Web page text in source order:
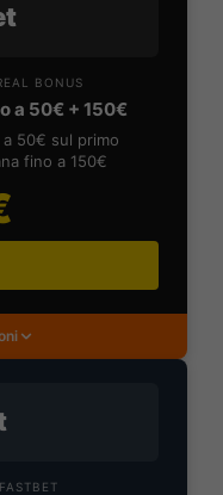
BONUS
a 50€ + 150€
50€ sul primo
fino a 150€